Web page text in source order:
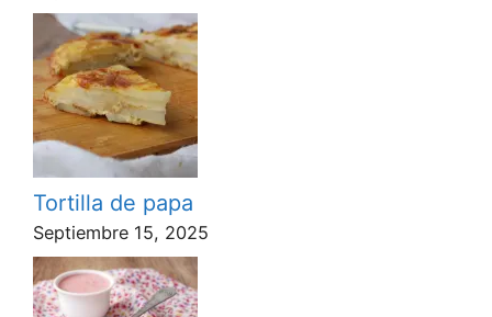
Tortilla de papa
Septiembre 15, 2025